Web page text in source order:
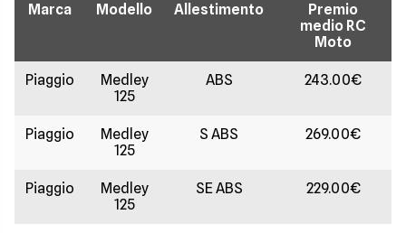
Marca Modello Allestimento
Premio
medio RC
Moto
Piaggio
Medley
125
ABS 243.00€
Piaggio
Medley
125
S ABS 269.00€
Piaggio
Medley
125
SE ABS 229.00€